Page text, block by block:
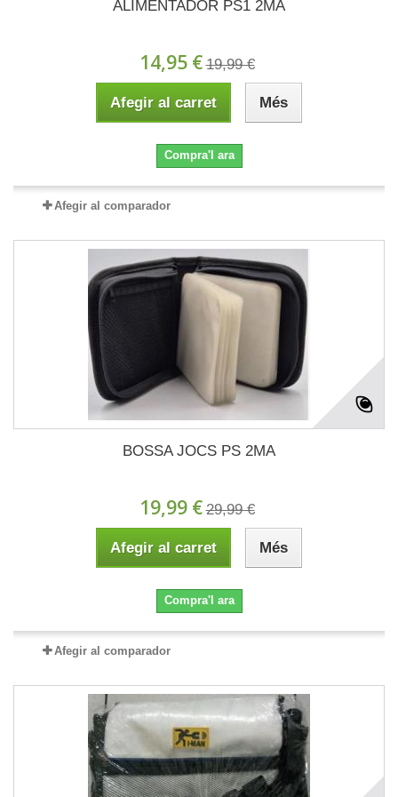
ALIMENTADOR PS1 2MA
14,95 € 19,99 €
Afegir al carret Més
Compra'l ara
Afegir al comparador
BOSSA JOCS PS 2MA
19,99 € 29,99 €
Afegir al carret Més
Compra'l ara
Afegir al comparador